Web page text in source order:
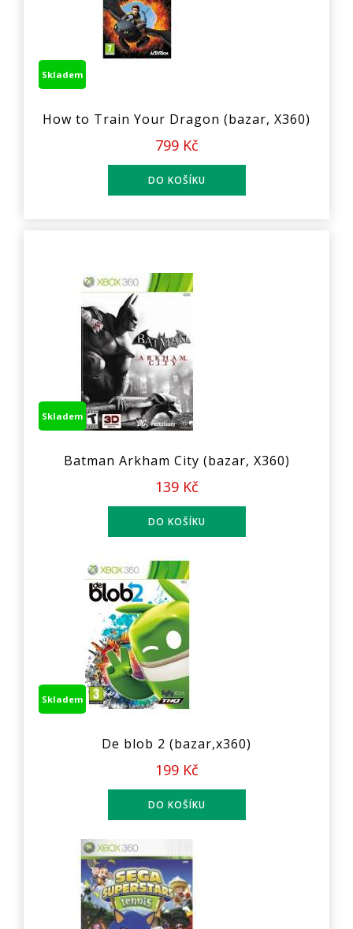
Skladem
How to Train Your Dragon (bazar, X360)
799 Kč
Skladem
Batman Arkham City (bazar, X360)
139 Kč
Skladem
De blob 2 (bazar,x360)
199 Kč